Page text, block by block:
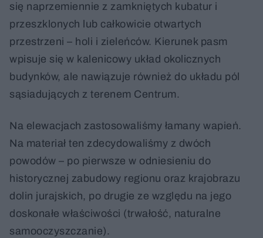
się naprzemiennie z zamkniętych kubatur i
przeszklonych lub całkowicie otwartych
przestrzeni – holi i zieleńców. Kierunek pasm
wpisuje się w kalenicowy układ okolicznych
budynków, ale nawiązuje również do układu pól
sąsiadujących z terenem Centrum.
Na elewacjach zastosowaliśmy łamany wapień.
Na materiał ten zdecydowaliśmy z dwóch
powodów – po pierwsze w odniesieniu do
historycznej zabudowy regionu oraz krajobrazu
dolin jurajskich, po drugie ze względu na jego
doskonałe właściwości (trwałość, naturalne
samooczyszczanie).